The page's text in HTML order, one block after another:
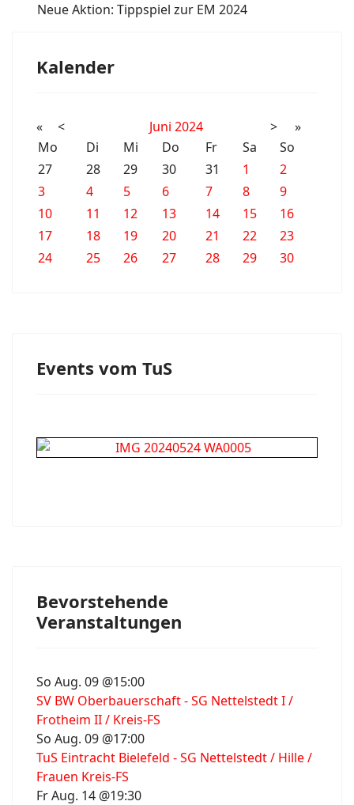
Neue Aktion: Tippspiel zur EM 2024
Kalender
« < Juni 2024 >
»
Mo
Di Mi Do Fr Sa
So
27
28 29 30 31 1
2
3
4 5 6 7 8
9
10
11 12 13 14 15
16
17
18 19 20 21 22
23
24
25 26 27 28 29 30
Events vom TuS
Bevorstehende
Veranstaltungen
So Aug. 09 @15:00
SV BW Oberbauerschaft - SG Nettelstedt I /
Frotheim II / Kreis-FS
So Aug. 09 @17:00
TuS Eintracht Bielefeld - SG Nettelstedt / Hille /
Frauen Kreis-FS
Fr Aug. 14 @19:30